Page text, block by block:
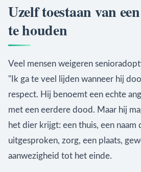
Uzelf toestaan van
te houden
Veel mensen weigeren
"Ik ga te veel lijden wanneer hij
respect. Hij benoemt een echte
met een eerdere dood. Maar hij
het dier krijgt: een thuis, een naam
uitgesproken, zorg, een plaats,
aanwezigheid tot het einde.